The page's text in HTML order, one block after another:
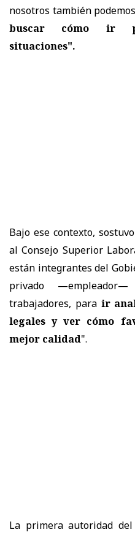
nosotros también
buscar cómo ir
situaciones".
Bajo ese contexto,
al Consejo Superior
están integrantes del
privado
trabajadores, parair
legales y ver cómo
mejor calidad".
La primera autoridad